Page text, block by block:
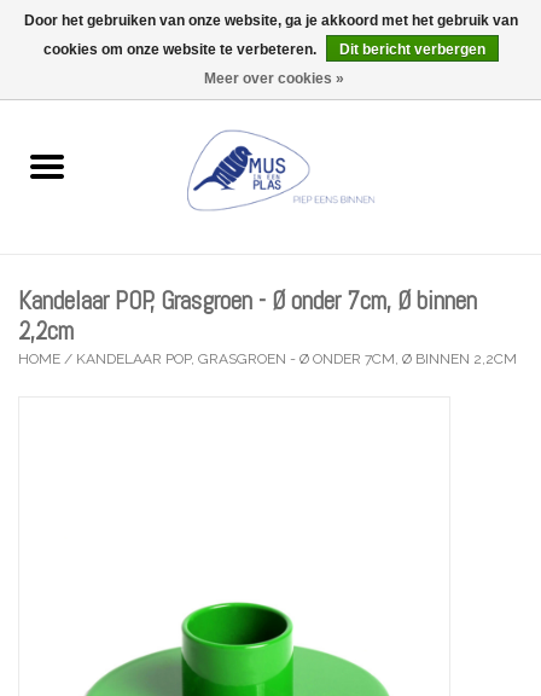
0 Artikelen - €0,00
Wenskaarten
Lifestyle
Kandelaar POP, Grasgroen - Ø onder 7cm, Ø binnen
2,2cm
HOME / KANDELAAR POP, GRASGROEN - Ø ONDER 7CM, Ø BINNEN 2,2CM
Door het gebruiken van onze website, ga je akkoord met het gebruik van
cookies om onze website te verbeteren.
Dit bericht verbergen
Meer over cookies »
Wij zijn uitzonderlijk gesloten op Do 13/08